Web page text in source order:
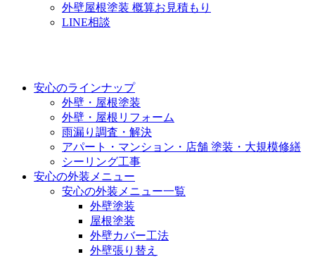
外壁屋根塗装 概算お見積もり
LINE相談
安心のラインナップ
外壁・屋根塗装
外壁・屋根リフォーム
雨漏り調査・解決
アパート・マンション・店舗 塗装・大規模修繕
シーリング工事
安心の外装メニュー
安心の外装メニュー一覧
外壁塗装
屋根塗装
外壁カバー工法
外壁張り替え